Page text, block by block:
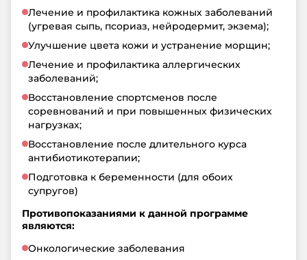
Лечение и профилактика кожных заболеваний
(угревая сыпь, псориаз, нейродермит, экзема);
Улучшение цвета кожи и устранение морщин;
Лечение и профилактика аллергических
заболеваний;
Восстановление спортсменов после
соревнований и при повышенных физических
нагрузках;
Восстановление после длительного курса
антибиотикотерапии;
Подготовка к беременности (для обоих
супругов)
Противопоказаниями к данной программе
являются:
Онкологические заболевания